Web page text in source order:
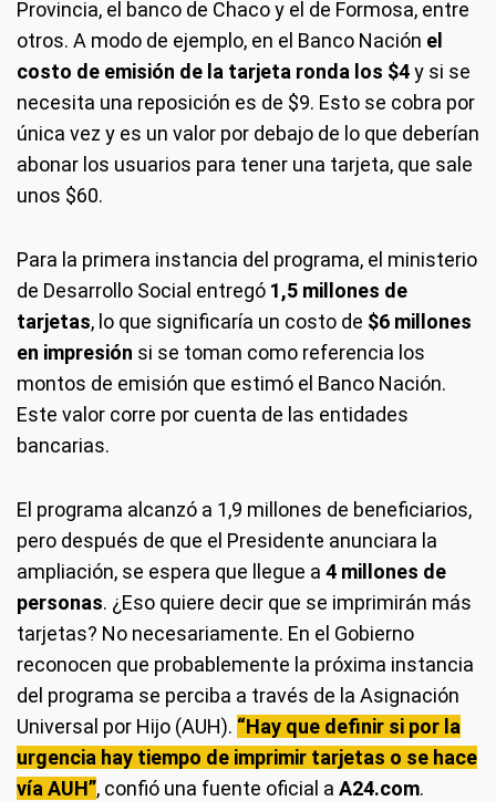
Provincia, el banco de Chaco y el de Formosa, entre
otros. A modo de ejemplo, en el Banco Nación el
costo de emisión de la tarjeta ronda los $4y si se
necesita una reposición es de $9. Esto se cobra por
única vez y es un valor por debajo de lo que deberían
abonar los usuarios para tener una tarjeta, que sale
unos $60.
Para la primera instancia del programa, el ministerio
de Desarrollo Social entregó 1,5 millones de
tarjetas, lo que significaría un costo de $6 millones
en impresión si se toman como referencia los
montos de emisión que estimó el Banco Nación.
Este valor corre por cuenta de las entidades
bancarias.
El programa alcanzó a 1,9 millones de beneficiarios,
pero después de que el Presidente anunciara la
ampliación, se espera que llegue a 4 millones de
personas. ¿Eso quiere decir que se imprimirán más
tarjetas? No necesariamente. En el Gobierno
reconocen que probablemente la próxima instancia
del programa se perciba a través de la Asignación
Universal por Hijo (AUH). “Hay que definir si por la
urgencia hay tiempo de imprimir tarjetas o se hace
vía AUH”, confió una fuente oficial a A24.com.